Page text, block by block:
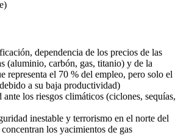
dependencia de los precios de las
(aluminio, carbón, gas, titanio) y de la
representa el 70 % del empleo, pero solo el
a su baja productividad)
los riesgos climáticos (ciclones, sequías,
inestable y terrorismo en el norte del
los yacimientos de gas